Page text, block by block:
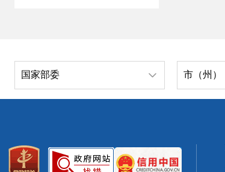
国家部委 市（州）